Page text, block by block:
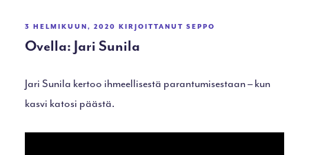
JULKAISTU
3 HELMIKUUN, 2020 KIRJOITTANUT SEPPO
Ovella: Jari Sunila
Jari Sunila kertoo ihmeellisestä parantumisestaan – kun
kasvi katosi päästä.